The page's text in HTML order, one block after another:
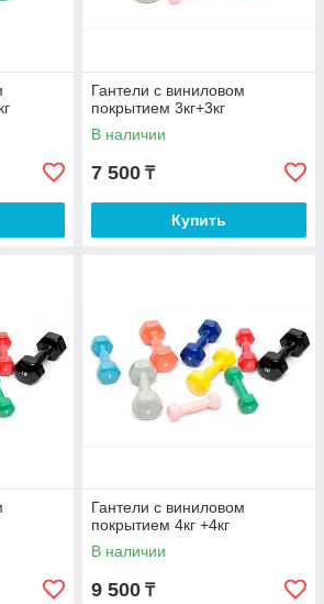
Гантели с виниловом
покрытием 3кг+3кг
В наличии
7 500 ₸
Купить
Гантели с виниловом
покрытием 4кг +4кг
В наличии
9 500 ₸